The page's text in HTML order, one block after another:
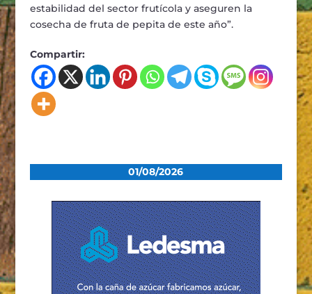
estabilidad del sector frutícola y aseguren la
cosecha de fruta de pepita de este año”.
Compartir:
01/08/2026